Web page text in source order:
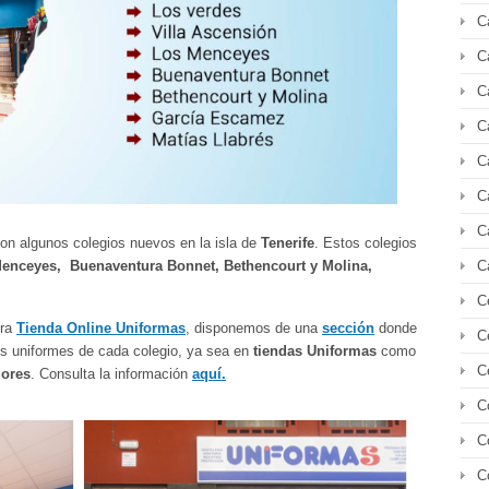
algunos colegios nuevos en la isla de Tenerife. Estos colegios
Buenaventura Bonnet, Bethencourt y Molina,
Tienda Online Uniformas, disponemos de una sección donde
uniformes de cada colegio, ya sea en tiendas Uniformas como
. Consulta la información aquí.